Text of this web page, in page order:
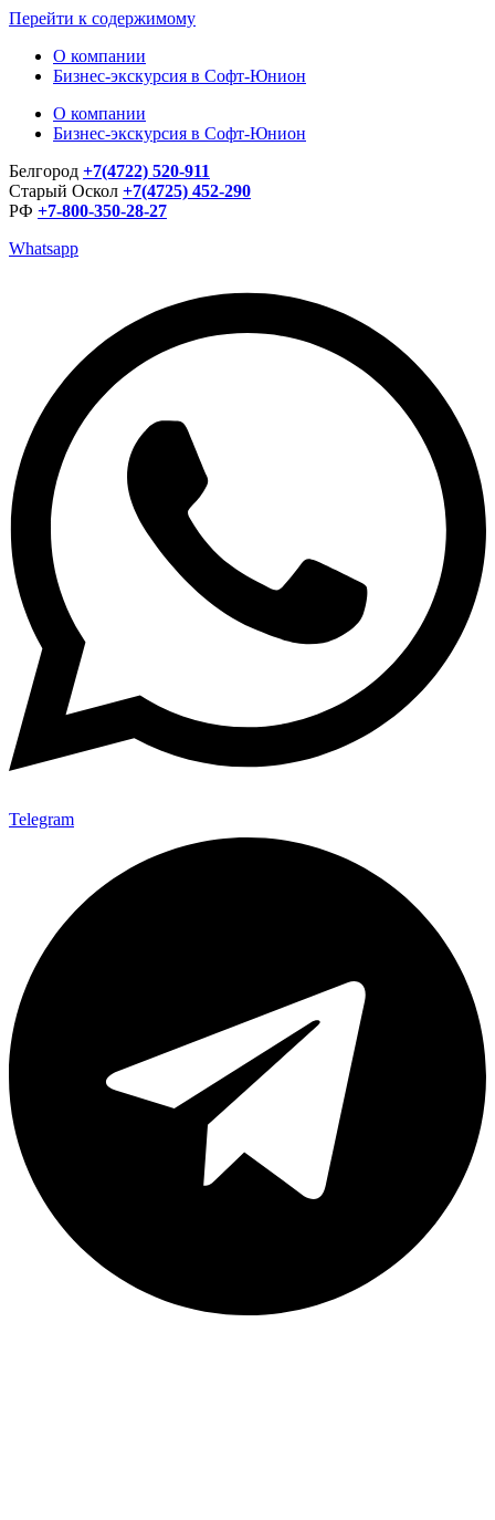
Перейти к содержимому
О компании
Бизнес-экскурсия в Софт-Юнион
О компании
Бизнес-экскурсия в Софт-Юнион
Белгород +7(4722) 520-911
Старый Оскол +7(4725) 452-290
РФ +7-800-350-28-27
Whatsapp
Telegram